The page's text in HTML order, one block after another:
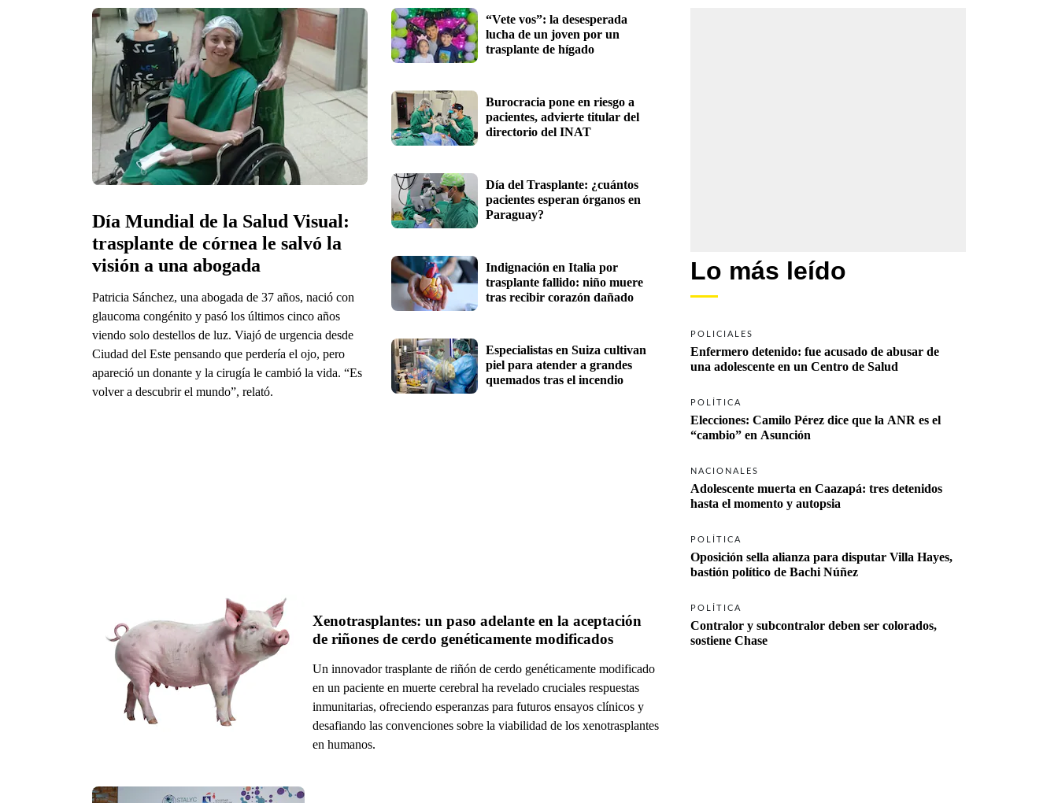
Día Mundial de la Salud Visual:
trasplante de córnea le salvó la
visión a una abogada
Patricia Sánchez, una abogada de 37 años, nació con
glaucoma congénito y pasó los últimos cinco años
viendo solo destellos de luz. Viajó de urgencia desde
Ciudad del Este pensando que perdería el ojo, pero
apareció un donante y la cirugía le cambió la vida. “Es
volver a descubrir el mundo”, relató.
“Vete vos”: la desesperada
lucha de un joven por un
trasplante de hígado
Burocracia pone en riesgo a
pacientes, advierte titular del
directorio del INAT
Día del Trasplante: ¿cuántos
pacientes esperan órganos en
Paraguay?
Indignación en Italia por
trasplante fallido: niño muere
tras recibir corazón dañado
Especialistas en Suiza cultivan
piel para atender a grandes
quemados tras el incendio
Xenotrasplantes: un paso adelante en la aceptación
de riñones de cerdo genéticamente modificados
Un innovador trasplante de riñón de cerdo genéticamente modificado
en un paciente en muerte cerebral ha revelado cruciales respuestas
inmunitarias, ofreciendo esperanzas para futuros ensayos clínicos y
desafiando las convenciones sobre la viabilidad de los xenotrasplantes
en humanos.
Lo más leído
POLICIALES
Enfermero detenido: fue acusado de abusar de
una adolescente en un Centro de Salud
POLÍTICA
Elecciones: Camilo Pérez dice que la ANR es el
NACIONALES
Adolescente muerta en Caazapá: tres detenidos
hasta el momento y autopsia
POLÍTICA
Oposición sella alianza para disputar Villa Hayes,
bastión político de Bachi Núñez
POLÍTICA
Contralor y subcontralor deben ser colorados,
sostiene Chase